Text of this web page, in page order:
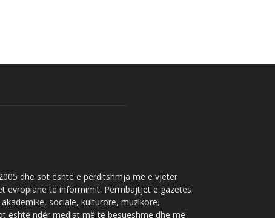
dhe sot është e përditshmja më e vjetër
evropiane të informimit. Përmbajtjet e gazetës
sociale, kulturore, muzikore,
është ndër mediat më të besueshme dhe më